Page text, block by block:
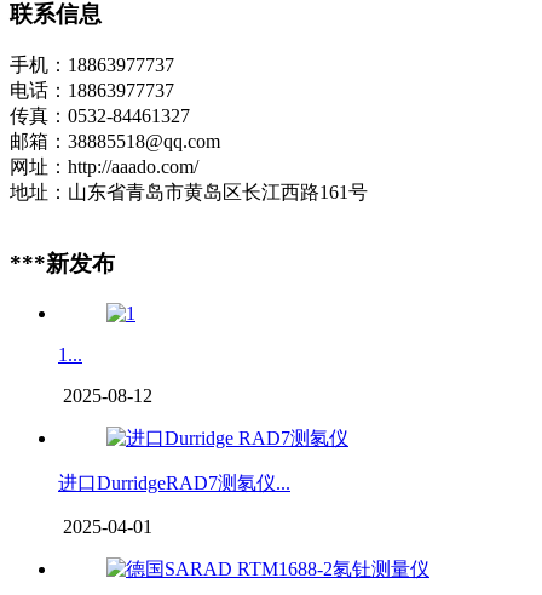
联系信息
手机：18863977737
电话：18863977737
传真：0532-84461327
邮箱：38885518@qq.com
网址：http://aaado.com/
地址：山东省青岛市黄岛区长江西路161号
***新发布
1...
2025-08-12
进口DurridgeRAD7测氡仪...
2025-04-01